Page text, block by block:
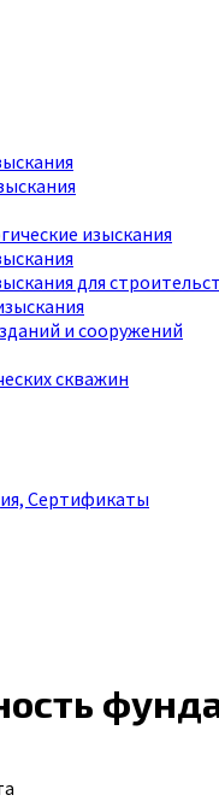
изыскания
для
и сооружений
скважин
Сертификаты